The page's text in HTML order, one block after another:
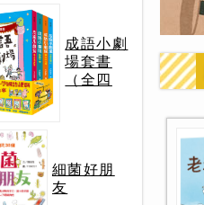
成語小劇
場套書
（全四
細菌好朋
友